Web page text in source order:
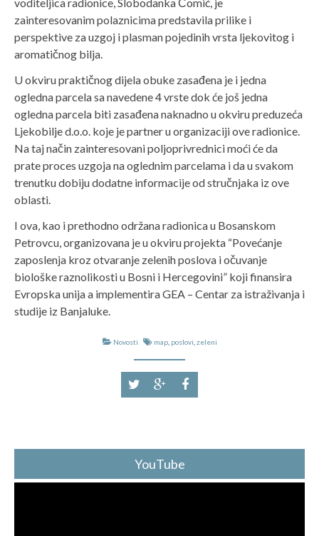
zainteresovanim polaznicima predstavila prilike i
perspektive za uzgoj i plasman pojedinih vrsta ljekovitog i
aromatičnog bilja.
U okviru praktičnog dijela obuke zasađena je i jedna
ogledna parcela sa navedene 4 vrste dok će još jedna
ogledna parcela biti zasađena naknadno u okviru preduzeća
Ljekobilje d.o.o. koje je partner u organizaciji ove radionice.
Na taj način zainteresovani poljoprivrednici moći će da
prate proces uzgoja na oglednim parcelama i da u svakom
trenutku dobiju dodatne informacije od stručnjaka iz ove
oblasti.
I ova, kao i prethodno održana radionica u Bosanskom
Petrovcu, organizovana je u okviru projekta “Povećanje
zaposlenja kroz otvaranje zelenih poslova i očuvanje
biološke raznolikosti u Bosni i Hercegovini” koji finansira
Evropska unija a implementira GEA – Centar za istraživanja i
studije iz Banjaluke.
Novosti map, poslovi zeleni
YouTube